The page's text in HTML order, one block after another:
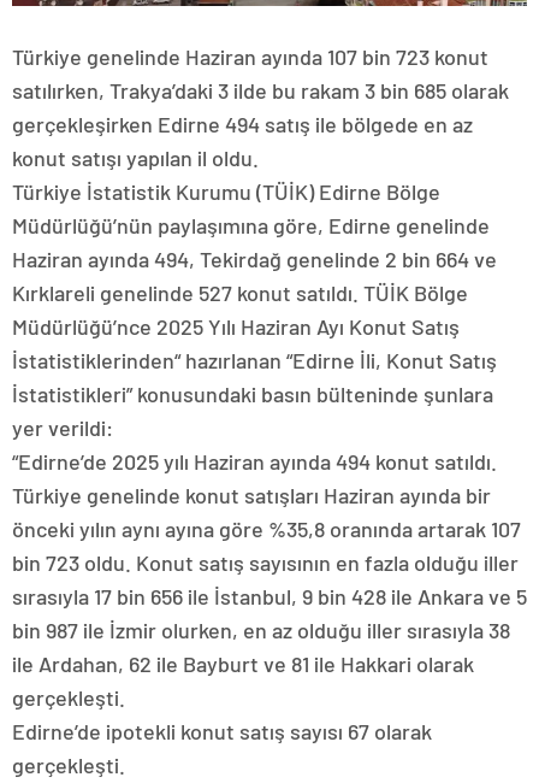
Türkiye genelinde Haziran ayında 107 bin 723 konut
satılırken, Trakya’daki 3 ilde bu rakam 3 bin 685 olarak
gerçekleşirken Edirne 494 satış ile bölgede en az
konut satışı yapılan il oldu.
Türkiye İstatistik Kurumu (TÜİK) Edirne Bölge
Müdürlüğü’nün paylaşımına göre, Edirne genelinde
Haziran ayında 494, Tekirdağ genelinde 2 bin 664 ve
Kırklareli genelinde 527 konut satıldı. TÜİK Bölge
Müdürlüğü’nce 2025 Yılı Haziran Ayı Konut Satış
İstatistiklerinden“ hazırlanan “Edirne İli, Konut Satış
İstatistikleri” konusundaki basın bülteninde şunlara
yer verildi:
“Edirne’de 2025 yılı Haziran ayında 494 konut satıldı.
Türkiye genelinde konut satışları Haziran ayında bir
önceki yılın aynı ayına göre %35,8 oranında artarak 107
bin 723 oldu. Konut satış sayısının en fazla olduğu iller
sırasıyla 17 bin 656 ile İstanbul, 9 bin 428 ile Ankara ve 5
bin 987 ile İzmir olurken, en az olduğu iller sırasıyla 38
ile Ardahan, 62 ile Bayburt ve 81 ile Hakkari olarak
gerçekleşti.
Edirne’de ipotekli konut satış sayısı 67 olarak
gerçekleşti.